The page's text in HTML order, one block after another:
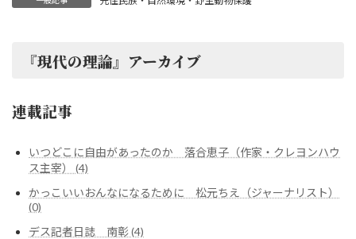
『現代の理論』アーカイブ
連載記事
いつどこに自由があったのか 落合恵子（作家・クレヨンハウ
ス主宰） (4)
かっこいいおんなになるために 松元ちえ（ジャーナリスト）
(0)
デス記者日誌 南彰 (4)